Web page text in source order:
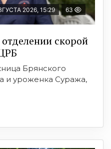
2026, 15:29 63
скорой
Брянского
и уроженка Суража,